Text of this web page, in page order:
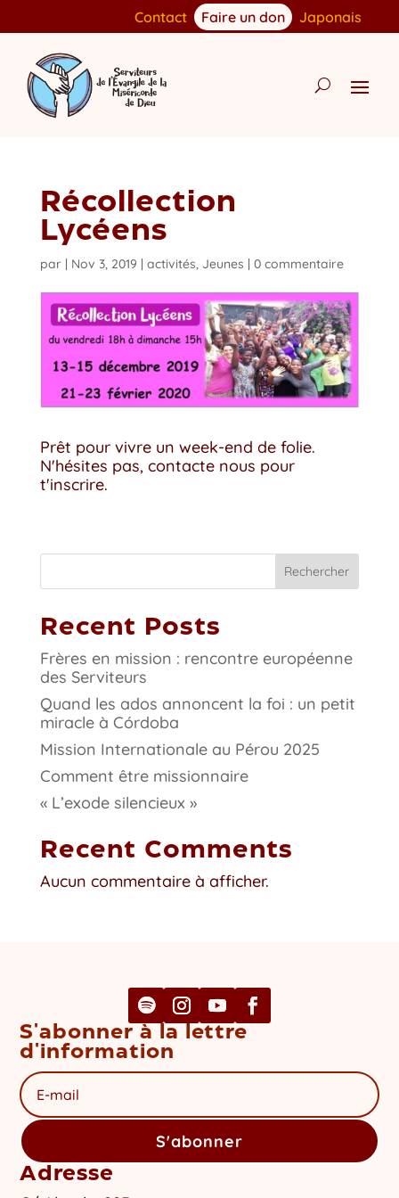
Contact Faire un don Japonais
Récollection
Lycéens
par Nov 3, 2019 activités, Jeunes 0 commentaire
Prêt pour vivre un week-end de folie.
N'hésites pas, contacte nous pour
t'inscrire.
Rechercher
Recent Posts
Frères en mission : rencontre européenne
des Serviteurs
Quand les ados annoncent la foi : un petit
miracle à Córdoba
Mission Internationale au Pérou 2025
Comment être missionnaire
« L’exode silencieux »
Recent Comments
Aucun commentaire à afficher.
S'abonner à la lettre
d'information
S'abonner
Adresse